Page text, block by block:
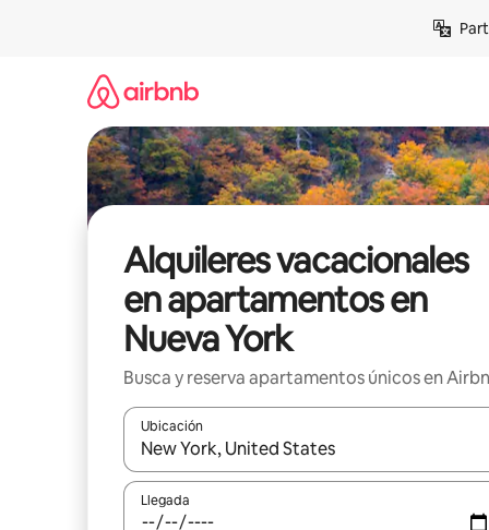
Alquileres vacacionales
en apartamentos en
Nueva York
Busca y reserva apartamentos únicos en
Ubicación
Cuando los resultados estén disponibles,
Llegada